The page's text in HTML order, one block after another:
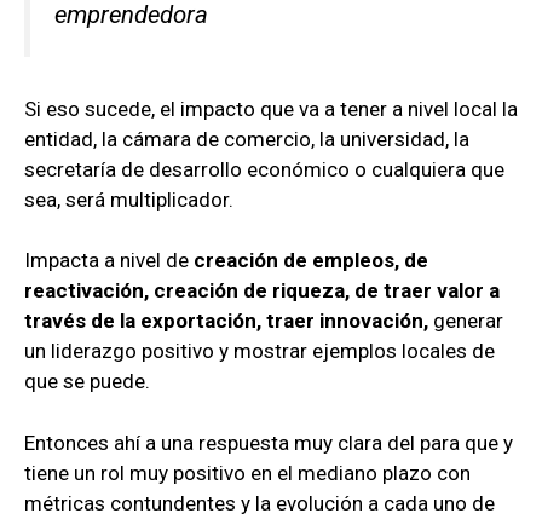
emprendedora
Si eso sucede, el impacto que va a tener a nivel local la
entidad, la cámara de comercio, la universidad, la
secretaría de desarrollo económico o cualquiera que
sea, será multiplicador.
Impacta a nivel de creación de empleos, de
reactivación, creación de riqueza, de traer valor a
través de la exportación, traer innovación, generar
un liderazgo positivo y mostrar ejemplos locales de
que se puede.
Entonces ahí a una respuesta muy clara del para que y
tiene un rol muy positivo en el mediano plazo con
métricas contundentes y la evolución a cada uno de